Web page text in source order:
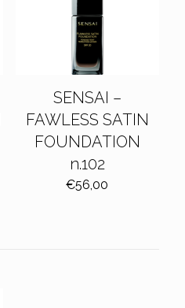
SENSAI –
FAWLESS SATIN
FOUNDATION
n.102
€56,00